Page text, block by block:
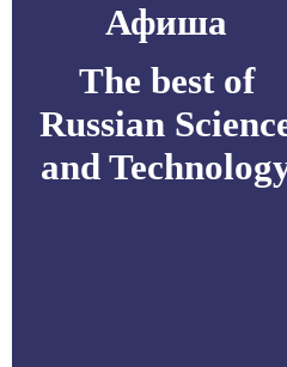
Афиша
The best of
Russian
and